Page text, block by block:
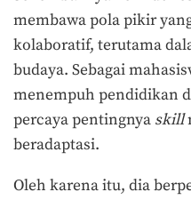
membawa pola pikir
kolaboratif, terutama
budaya. Sebagai
menempuh pendidikan
percaya pentingnya skill
beradaptasi.
Oleh karena itu, dia